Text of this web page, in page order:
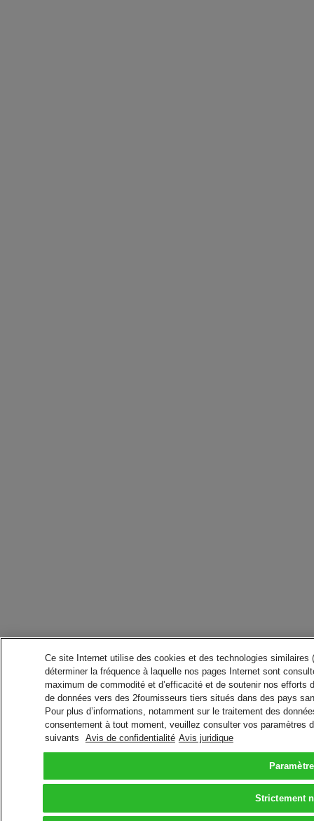
Ce site Internet utilise des cookies et des technologies
déterminer la fréquence à laquelle nos pages Internet sont
maximum de commodité et d’efficacité et de soutenir nos
de données vers des 2fournisseurs tiers situés dans des pays
Pour plus d’informations, notamment sur le traitement des
consentement à tout moment, veuillez consulter vos paramètres
suivants
Avis de confidentialité Avis juridique
Strictement